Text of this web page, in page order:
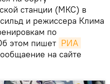
станции (МКС) в
и режиссера Клима
по
этом пишет РИА
на сайте